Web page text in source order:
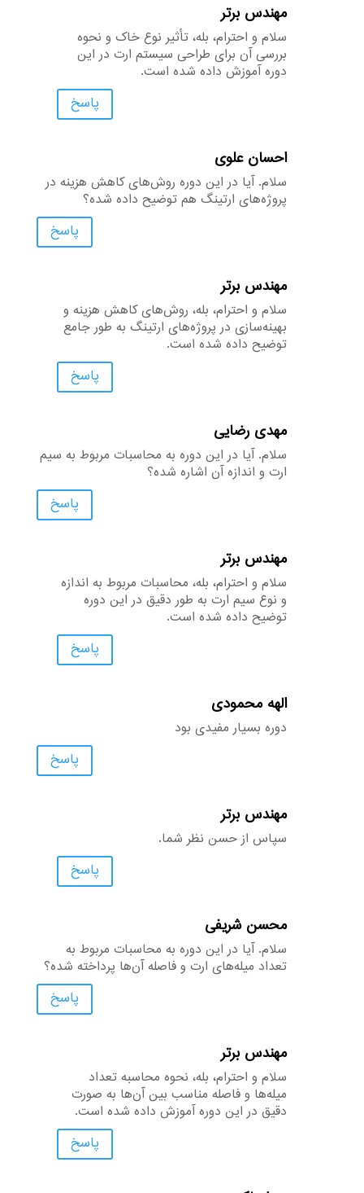
مهندس برتر
سلام و احترام، بله، تأثیر نوع خاک و نحوه
بررسی آن برای طراحی سیستم ارت در این
دوره آموزش داده شده است.
پاسخ
احسان علوی
سلام. آیا در این دوره روش‌های کاهش هزینه در
پروژه‌های ارتینگ هم توضیح داده شده؟
پاسخ
مهندس برتر
سلام و احترام، بله، روش‌های کاهش هزینه و
بهینه‌سازی در پروژه‌های ارتینگ به طور جامع
توضیح داده شده است.
پاسخ
مهدی رضایی
سلام. آیا در این دوره به محاسبات مربوط به سیم
ارت و اندازه آن اشاره شده؟
پاسخ
مهندس برتر
سلام و احترام، بله، محاسبات مربوط به اندازه
و نوع سیم ارت به طور دقیق در این دوره
توضیح داده شده است.
پاسخ
الهه محمودی
دوره بسیار مفیدی بود
پاسخ
مهندس برتر
سپاس از حسن نظر شما.
پاسخ
محسن شریفی
سلام. آیا در این دوره به محاسبات مربوط به
تعداد میله‌های ارت و فاصله آن‌ها پرداخته شده؟
پاسخ
مهندس برتر
سلام و احترام، بله، نحوه محاسبه تعداد
میله‌ها و فاصله مناسب بین آن‌ها به صورت
دقیق در این دوره آموزش داده شده است.
پاسخ